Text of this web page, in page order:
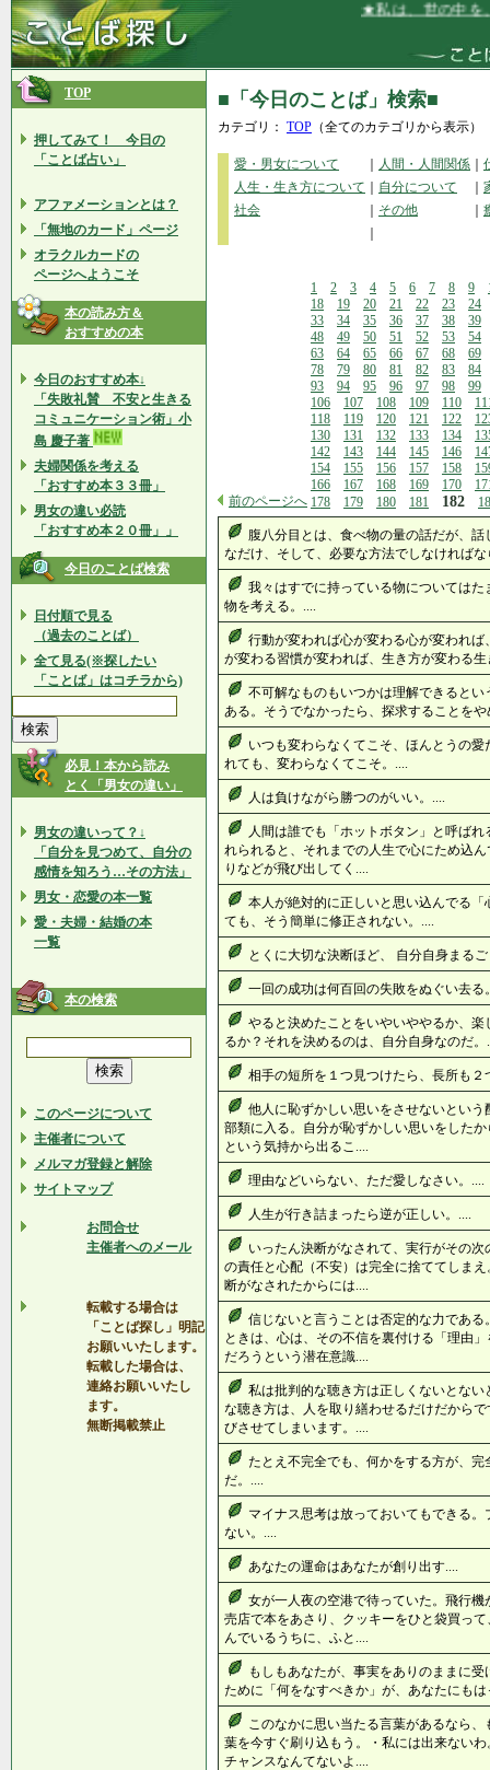
★私は、世の中を、
TOP
押してみて！ 今日の
「ことば占い」
アファメーションとは？
「無地のカード」ページ
オラクルカードの
ページへようこそ
本の読み方＆
おすすめの本
今日のおすすめ本↓
「失敗礼賛 不安と生きる
コミュニケーション術」小
島 慶子著
夫婦関係を考える
「おすすめ本３３冊」
男女の違い必読
「おすすめ本２０冊」」
今日のことば検索
日付順で見る
（過去のことば）
全て見る(※探したい
「ことば」はコチラから)
必見！本から読み
とく「男女の違い」
男女の違いって？↓
「自分を見つめて、自分の
感情を知ろう…その方法」
男女・恋愛の本一覧
愛・夫婦・結婚の本
一覧
本の検索
このページについて
主催者について
メルマガ登録と解除
サイトマップ
お問合せ
主催者へのメール
転載する場合は
「ことば探し」明記
お願いいたします。
転載した場合は、
連絡お願いいたし
ます。
無断掲載禁止
■「今日のことば」検索■
カテゴリ： TOP （全てのカテゴリから表示）
愛・男女について 人間・人間関係
人生・生き方について
自分について
社会
その他
前のページへ
1 2 3 4 5 6 7 8 9
18
19 20 21 22 23
24
33
34 35 36 37 38
39
48
49 50 51 52 53
54
63
64 65 66 67 68
69
78
79 80 81 82 83
84
93
94 95 96 97 98
99
106
107 108 109 110
118
119 120 121 122
130
131 132 133 134
142
143 144 145 146
154
155 156 157 158
166
167 168 169 170
178
179 180 181 182
腹八分目とは、食べ物の量の話だが、
なだけ、そして、必要な方法でしなければ
我々はすでに持っている物については
物を考える。....
行動が変われば心が変わる心が変われ
が変わる習慣が変われば、生き方が変わる
不可解なものもいつかは理解できると
ある。そうでなかったら、探求することを
いつも変わらなくてこそ、ほんとうの
れても、変わらなくてこそ。....
人は負けながら勝つのがいい。....
人間は誰でも「ホットボタン」と呼ば
れられると、それまでの人生で心にため込
りなどが飛び出してく....
本人が絶対的に正しいと思い込んでる
ても、そう簡単に修正されない。....
とくに大切な決断ほど、 自分自身まる
一回の成功は何百回の失敗をぬぐい去る
やると決めたことをいやいややるか、
るか？それを決めるのは、自分自身なのだ
相手の短所を１つ見つけたら、長所も
他人に恥ずかしい思いをさせないとい
部類に入る。自分が恥ずかしい思いをした
という気持から出るこ....
理由などいらない、ただ愛しなさい。....
人生が行き詰まったら逆が正しい。....
いったん決断がなされて、実行がその
の責任と心配（不安）は完全に捨ててしま
断がなされたからには....
信じないと言うことは否定的な力であ
ときは、心は、その不信を裏付ける「理由
だろうという潜在意識....
私は批判的な聴き方は正しくないとな
な聴き方は、人を取り繕わせるだけだから
びさせてしまいます。....
たとえ不完全でも、何かをする方が、
だ。....
マイナス思考は放っておいてもできる
ない。....
あなたの運命はあなたが創り出す....
女が一人夜の空港で待っていた。飛行
売店で本をあさり、クッキーをひと袋買っ
んでいるうちに、ふと....
もしもあなたが、事実をありのままに
ために「何をなすべきか」が、あなたにも
このなかに思い当たる言葉があるなら
葉を今すぐ刷り込もう。・私には出来ない
チャンスなんてないよ....